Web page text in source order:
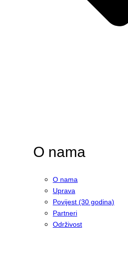
O nama
O nama
Uprava
Povijest (30 godina)
Partneri
Održivost